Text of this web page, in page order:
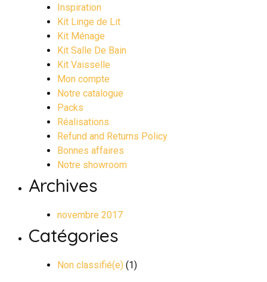
Inspiration
Kit Linge de Lit
Kit Ménage
Kit Salle De Bain
Kit Vaisselle
Mon compte
Notre catalogue
Packs
Réalisations
Refund and Returns Policy
Bonnes affaires
Notre showroom
Archives
novembre 2017
Catégories
Non classifié(e) (1)